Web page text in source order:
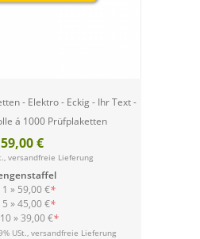
- Elektro - Eckig - Ihr Text -
á 1000 Prüfplaketten
59,00 €
versandfreie Lieferung
» 59,00 €*
»45,00 €*
»39,00 €*
USt., versandfreie Lieferung